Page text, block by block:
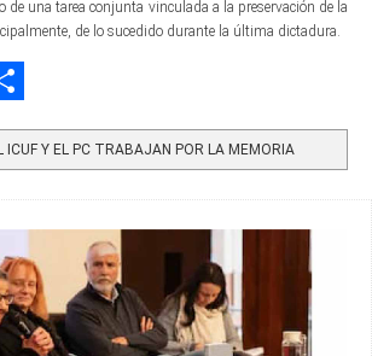
de una tarea conjunta vinculada a la preservación de la
de lo sucedido durante la última dictadura.
ICUF Y EL PC TRABAJAN POR LA MEMORIA